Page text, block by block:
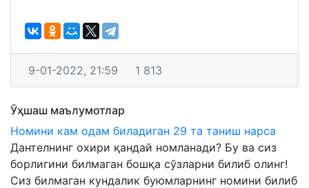
9-01-2022, 21:59 1 813
Ўҳшаш маълумотлар
Номини кам одам биладиган 29 та таниш нарса
Дантелнинг охири қандай номланади? Бу ва сиз
борлигини билмаган бошқа сўзларни билиб олинг!
Сиз билмаган кундалик буюмларнинг номини билиб